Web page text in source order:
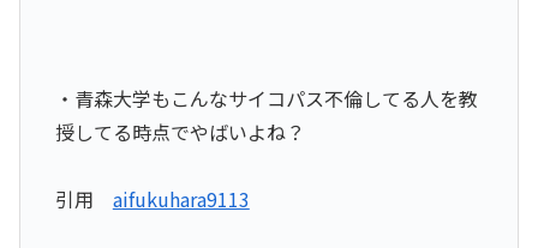
・青森大学もこんなサイコパス不倫してる人を教
授してる時点でやばいよね？
引用 aifukuhara9113